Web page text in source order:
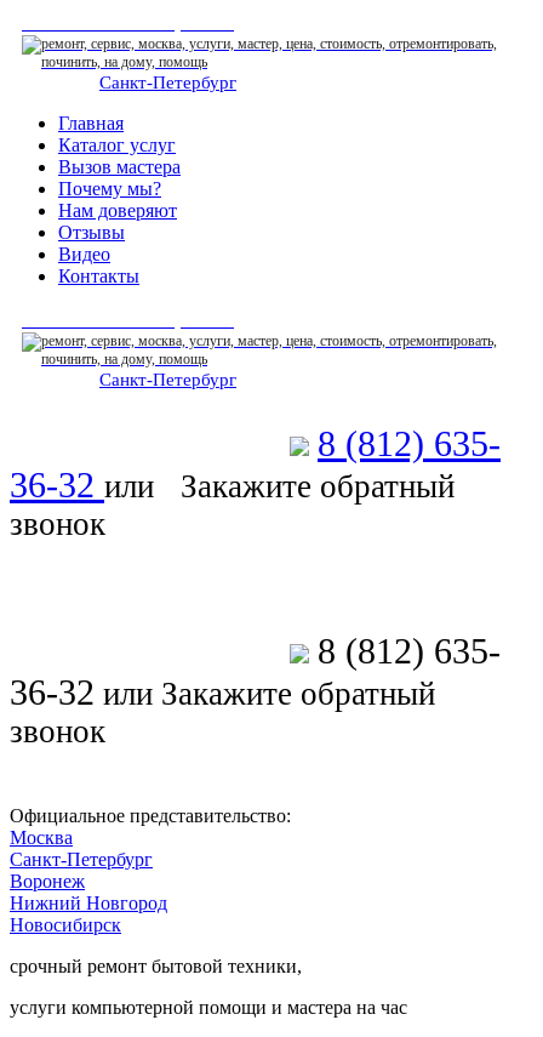
Санкт-Петербург
Главная
Каталог услуг
Вызов мастера
Почему мы?
Нам доверяют
Отзывы
Видео
Контакты
Санкт-Петербург
8 (812) 635-
36-32 или
Закажите обратный
звонок
8 (812) 635-
36-32 или Закажите обратный
звонок
Официальное представительство:
Москва
Санкт-Петербург
Воронеж
Нижний Новгород
Новосибирск
срочный ремонт бытовой техники,
услуги компьютерной помощи и мастера на час